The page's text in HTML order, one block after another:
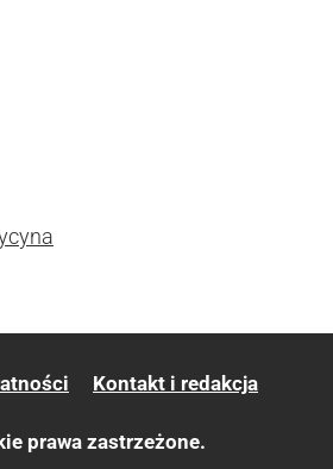
Kontakt i redakcja
prawa zastrzeżone.